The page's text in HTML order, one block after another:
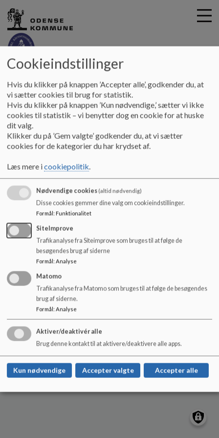
i
Skt. Klemensskolen
Principper Odense Kommunes strategier
Odense Kommunes strategier
I nedenstående menupunkter bliver man linket videre til
Skt. Klemensskolen
Dahlsvej 1, 5260 Odense S
skt.klemensskolen.buf@odense.dk
+45 63757700
Sitemap
Cookie politik
Cookieindstillinger
Hvis du klikker på knappen ’Accepter alle’, godkender du, at
vi sætter cookies til brug for statistik.
Hvis du klikker på knappen ’Kun nødvendige,’ sætter vi ikke
cookies til statistik – vi benytter dog en cookie for at huske
dit valg.
Klikker du på ’Gem valgte’ godkender du, at vi sætter
cookies for de kategorier du har krydset af.
Læs mere icookiepolitik.
Nødvendige cookies(altid nødvendig)
Disse cookies gemmer dine valg om cookieindstillinger.
Formål: Funktionalitet
SiteImprove
Trafikanalyse fra Siteimprove som bruges til at følge de
besøgendes brug af siderne
Formål: Analyse
Matomo
Trafikanalyse fra Matomo som bruges til at følge de besøgendes
brug af siderne.
Formål: Analyse
Aktiver/deaktivér alle
Brug denne kontakt til at aktivere/deaktivere alle apps.
Kun nødvendige Accepter valgte Accepter alle